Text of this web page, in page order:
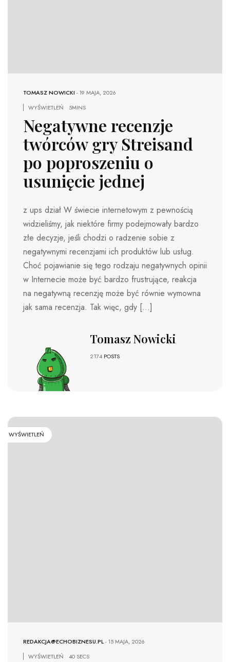
TOMASZ NOWICKI -19 MAJA, 2026
WYŚWIETLEŃ
5MINS
Negatywne recenzje
twórców gry Streisand
po poproszeniu o
usunięcie jednej
z ups dział W świecie internetowym z pewnością
widzieliśmy, jak niektóre firmy podejmowały bardzo
złe decyzje, jeśli chodzi o radzenie sobie z
negatywnymi recenzjami ich produktów lub usług.
Choć pojawianie się tego rodzaju negatywnych opinii
w Internecie może być bardzo frustrujące, reakcja
na negatywną recenzję może być równie wymowna
jak sama recenzja. Tak więc, gdy […]
Tomasz Nowicki
2174 POSTS
WYŚWIETLEŃ
REDAKCJA@ECHOBIZNESU.PL-15 MAJA, 2026
WYŚWIETLEŃ
40 SECS